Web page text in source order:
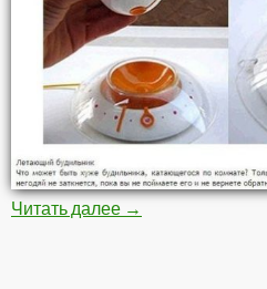
Читать далее Самые
→